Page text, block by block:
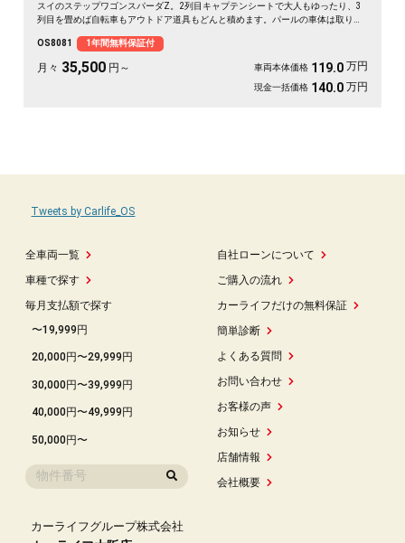
スイのステップワゴンスパーダZ。2列目キャプテンシートで大人もゆったり、3
列目を畳めば自転車もアウトドア道具もどんと積めます。パールの車体は取り回
しっかり残せて安心。天井のフリップダウンモニターで長距離も退屈知らず。毎
日の相棒にぴったりの一台です🚗✨💺🙌😊《1年保証付》
OS8081 1年間無料保証付
月々 35,500 円～ 車両本体価格 119.0 万円
現金一括価格 140.0 万円
全車両一覧
車種で探す
毎月支払額で探す
〜19,999円
20,000円〜29,999円
30,000円〜39,999円
40,000円〜49,999円
50,000円〜
自社ローンについて
ご購入の流れ
カーライフだけの無料保証
簡単診断
よくある質問
お問い合わせ
お客様の声
お知らせ
店舗情報
会社概要
Tweets by Carlife_OS
カーライフグループ株式会社